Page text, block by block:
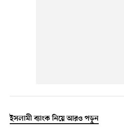
ইসলামী ব্যাংক নিয়ে আরও পড়ুন